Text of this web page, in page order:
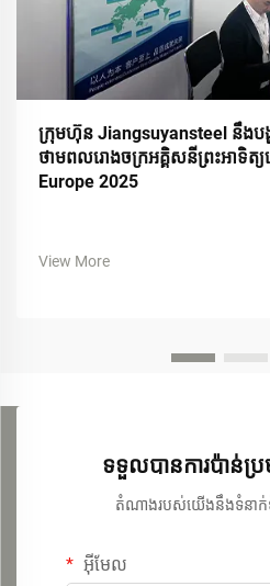
ក្រុមហ៊ុន Jiangsuyansteel នឹងប
ថាមពលរោងចក្រអគ្គិសនីព្រះអាទិត្
Europe 2025
View More
ទទួលបានការប៉ាន់ប្
តំណាងរបស់យើងនឹងទំនាក់ទំ
អ៊ីមែល